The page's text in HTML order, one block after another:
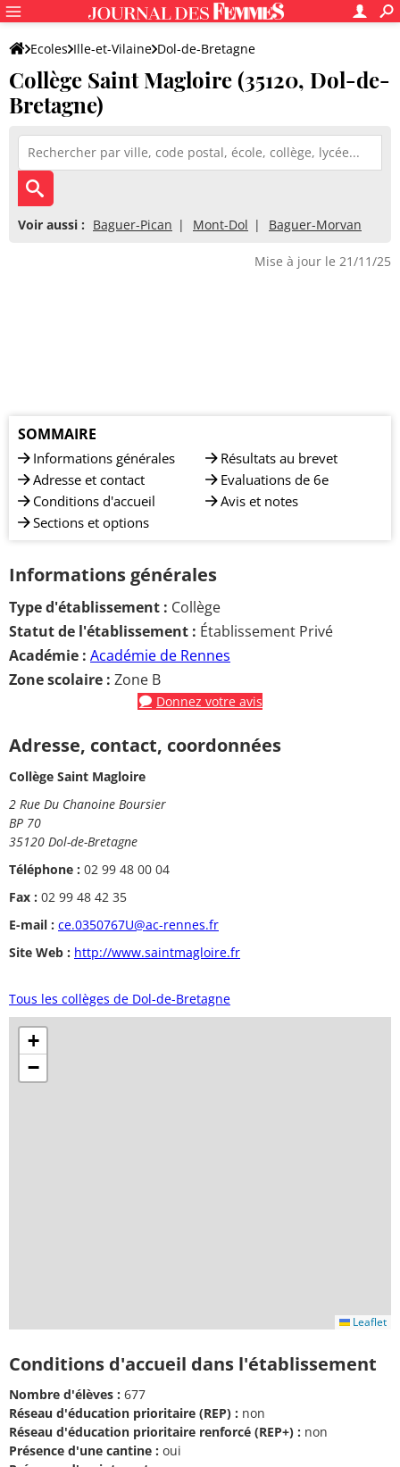
Ecoles Ille-et-Vilaine Dol-de-Bretagne
Collège Saint Magloire
Collège Saint Magloire (35120, Dol-de-
Bretagne)
Voir aussi : Baguer-Pican Mont-Dol Baguer-Morvan
Mise à jour le 21/11/25
SOMMAIRE
Informations générales
Adresse et contact
Conditions d'accueil
Sections et options
Résultats au brevet
Evaluations de 6e
Avis et notes
Informations générales
Type d'établissement : Collège
Statut de l'établissement : Établissement Privé
Académie : Académie de Rennes
Zone scolaire : Zone B
Donnez votre avis
Adresse, contact, coordonnées
Collège Saint Magloire
2 Rue Du Chanoine Boursier
BP 70
35120 Dol-de-Bretagne
Téléphone : 02 99 48 00 04
Fax : 02 99 48 42 35
E-mail : ce.0350767U@ac-rennes.fr
Site Web : http://www.saintmagloire.fr
Tous les collèges de Dol-de-Bretagne
+
−
Leaflet
Conditions d'accueil dans l'établissement
Nombre d'élèves : 677
Réseau d'éducation prioritaire (REP) : non
Réseau d'éducation prioritaire renforcé (REP+) : non
Présence d'une cantine : oui